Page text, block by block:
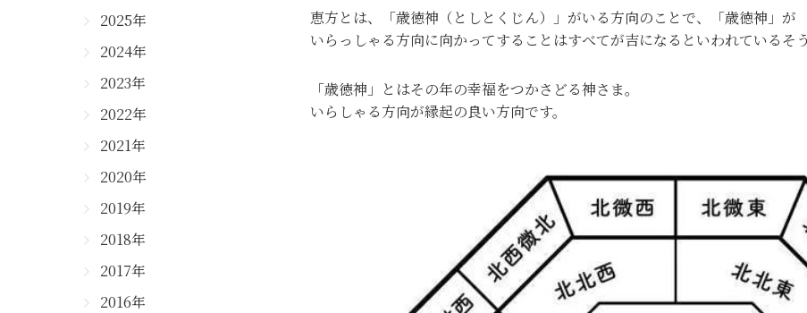
恵方とは、「歳徳神（としとくじん）」がいる方向のことで、「歳徳神」が
いらっしゃる方向に向かってすることはすべてが吉になるといわれているそう
「歳徳神」とはその年の幸福をつかさどる神さま。
いらしゃる方向が縁起の良い方向です。
2025年
2024年
2023年
2022年
2021年
2020年
2019年
2018年
2017年
2016年